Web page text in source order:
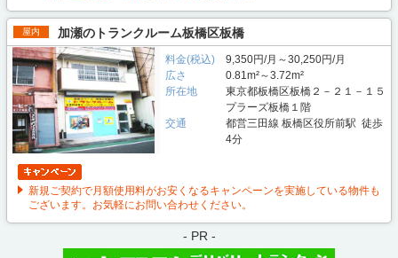
屋内 加瀬のトランクルーム板橋区板橋
料金(税込)
9,350円/月～30,250円/月
広さ
0.81m²～3.72m²
所在地
東京都板橋区板橋２－２１－１５
プラーズ板橋１階
交通
都営三田線 板橋区役所前駅 徒歩
4分
新規ご契約で月額使用料がお安くなるキャンペーンを実施している物件も
ございます。お気軽にお問い合わせください。
- PR -